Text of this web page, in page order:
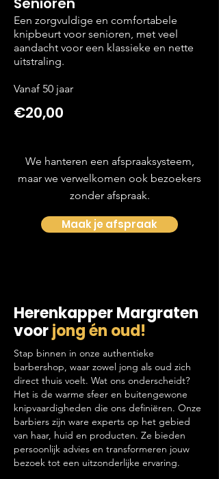
Een zorgvuldige en comfortabele
knipbeurt voor senioren, met veel
aandacht voor een klassieke en nette
uitstraling.
Vanaf 50 jaar
€20,00
We hanteren een afspraaksysteem,
maar we verwelkomen ook bezoekers
zonder afspraak.
Maak je afspraak
Herenkapper Margraten
voorjong én oud!
Stap binnen in onze authentieke
barbershop, waar zowel jong als oud zich
direct thuis voelt. Wat ons onderscheidt?
Het is de warme sfeer en buitengewone
knipvaardigheden die ons definiëren. Onze
barbiers zijn ware experts op het gebied
van haar, huid en producten. Ze bieden
persoonlijk advies en transformeren jouw
bezoek tot een uitzonderlijke ervaring.